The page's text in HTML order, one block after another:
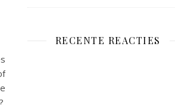
RECENTE REACTIES